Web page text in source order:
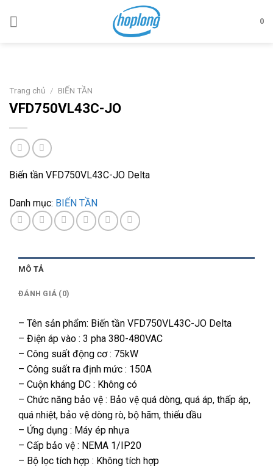
0
Trang chủ / BIẾN TẦN
VFD750VL43C-JO
Biến tần VFD750VL43C-JO Delta
Danh mục: BIẾN TẦN
MÔ TẢ
ĐÁNH GIÁ (0)
– Tên sản phẩm: Biến tần VFD750VL43C-JO Delta
– Điện áp vào : 3 pha 380-480VAC
– Công suất động cơ : 75kW
– Công suất ra định mức : 150A
– Cuộn kháng DC : Không có
– Chức năng bảo vệ : Bảo vệ quá dòng, quá áp, thấp áp,
quá nhiệt, bảo vệ dòng rò, bộ hãm, thiếu dầu
– Ứng dụng : Máy ép nhựa
– Cấp bảo vệ : NEMA 1/IP20
– Bộ lọc tích hợp : Không tích hợp